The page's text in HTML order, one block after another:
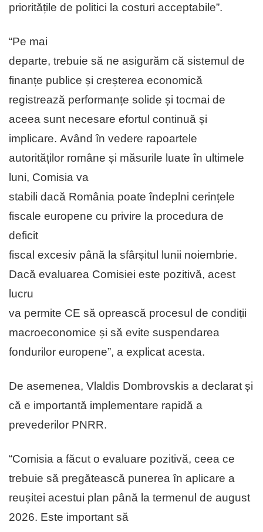
prioritățile de politici la costuri acceptabile”.
“Pe mai
departe, trebuie să ne asigurăm că sistemul de
finanțe publice și creșterea economică
registrează performanțe solide și tocmai de
aceea sunt necesare efortul continuă și
implicare. Având în vedere rapoartele
autorităților române și măsurile luate în ultimele
luni, Comisia va
stabili dacă România poate îndeplni cerințele
fiscale europene cu privire la procedura de
deficit
fiscal excesiv până la sfârșitul lunii noiembrie.
Dacă evaluarea Comisiei este pozitivă, acest
lucru
va permite CE să oprească procesul de condiții
macroeconomice și să evite suspendarea
fondurilor europene”, a explicat acesta.
De asemenea, Vlaldis Dombrovskis a declarat și
că e importantă implementare rapidă a
prevederilor PNRR.
“Comisia a făcut o evaluare pozitivă, ceea ce
trebuie să pregătească punerea în aplicare a
reușitei acestui plan până la termenul de august
2026. Este important să